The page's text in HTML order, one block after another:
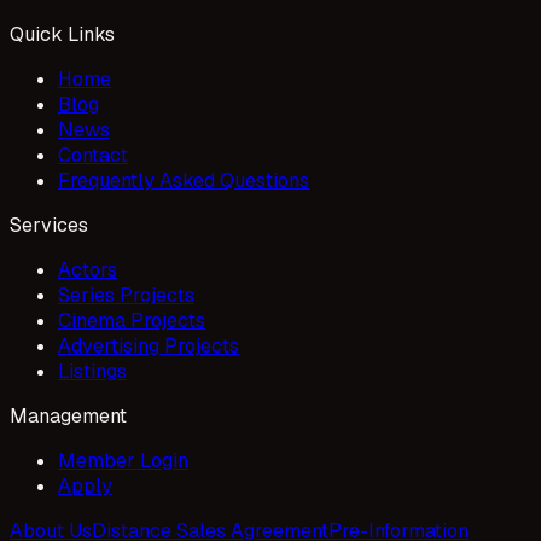
Quick Links
Home
Blog
News
Contact
Frequently Asked Questions
Services
Actors
Series Projects
Cinema Projects
Advertising Projects
Listings
Management
Member Login
Apply
About UsDistance Sales AgreementPre-Information